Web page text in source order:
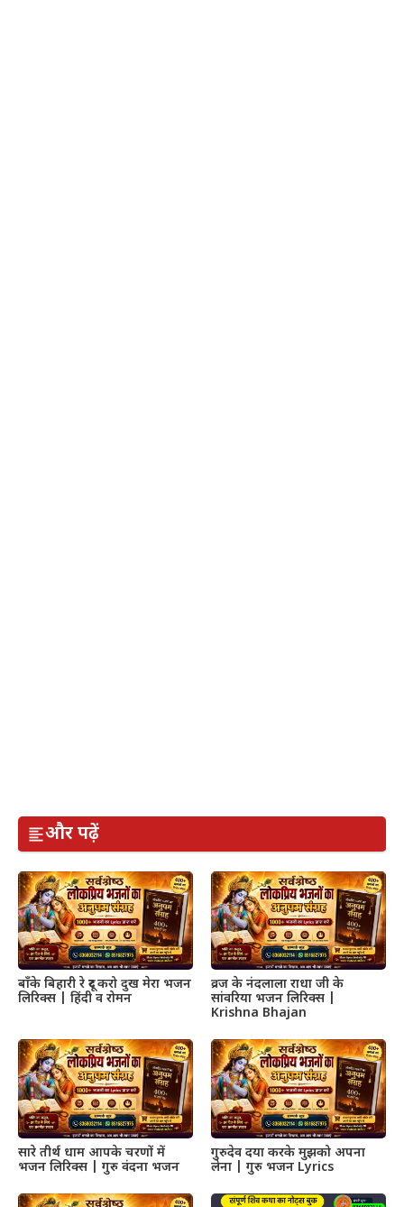
और पढ़ें
बाँके बिहारी रे दूर करो दुख मेरा भजन
लिरिक्स | हिंदी व रोमन
व्रज के नंदलाला राधा जी के
सांवरिया भजन लिरिक्स |
Krishna Bhajan
सारे तीर्थ धाम आपके चरणों में
भजन लिरिक्स | गुरु वंदना भजन
गुरुदेव दया करके मुझको अपना
लेना | गुरु भजन Lyrics